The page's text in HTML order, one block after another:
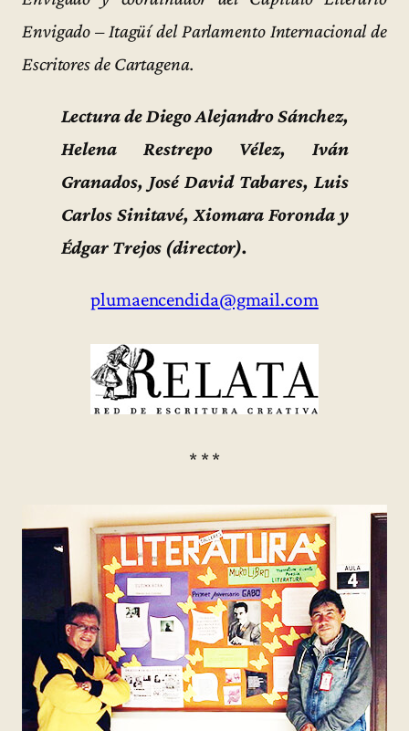
Envigado – Itagüí del Parlamento Internacional de
Escritores de Cartagena.
Lectura de Diego Alejandro Sánchez,
Helena Restrepo Vélez, Iván
Granados, José David Tabares, Luis
Carlos Sinitavé, Xiomara Foronda y
Édgar Trejos (director).
plumaencendida@gmail.com
* * *